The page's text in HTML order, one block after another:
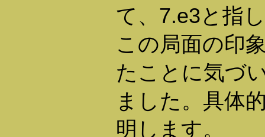
て、7.e3と指
この局面の印
たことに気づ
ました。具体
明します。